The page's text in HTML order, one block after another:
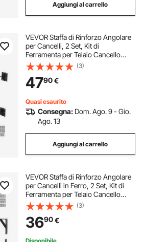
Aggiungi al carrello
VEVOR Staffa di Rinforzo Angolare
per Cancelli, 2 Set, Kit di
Ferramenta per Telaio Cancello
Anti-Cedimento, Staffa di Rinforzo
per Telaio Cancello con Serratura a
Scatto, Viti, Staffa Rinforzo, Nero
(3)
4790€
Quasi esaurito
Consegna: Dom. Ago. 9 - Gio.
Ago. 13
Aggiungi al carrello
VEVOR Staffa di Rinforzo Angolare
per Cancelli in Ferro, 2 Set, Kit di
Ferramenta per Telaio Cancello
Anti-Cedimento, Staffa di Rinforzo
per Telaio Cancello con Serratura a
Scatto, Viti, Nero
(3)
3690€